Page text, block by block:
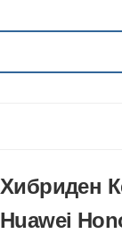
Хибриден
Huawei